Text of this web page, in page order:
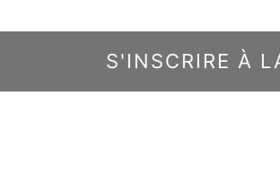
S'INSCRIRE À